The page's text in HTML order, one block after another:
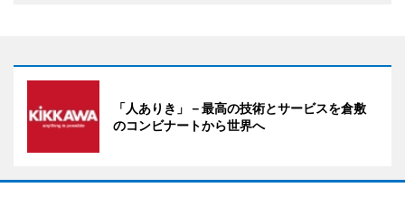
「人ありき」－最高の技術とサービスを倉敷
のコンビナートから世界へ